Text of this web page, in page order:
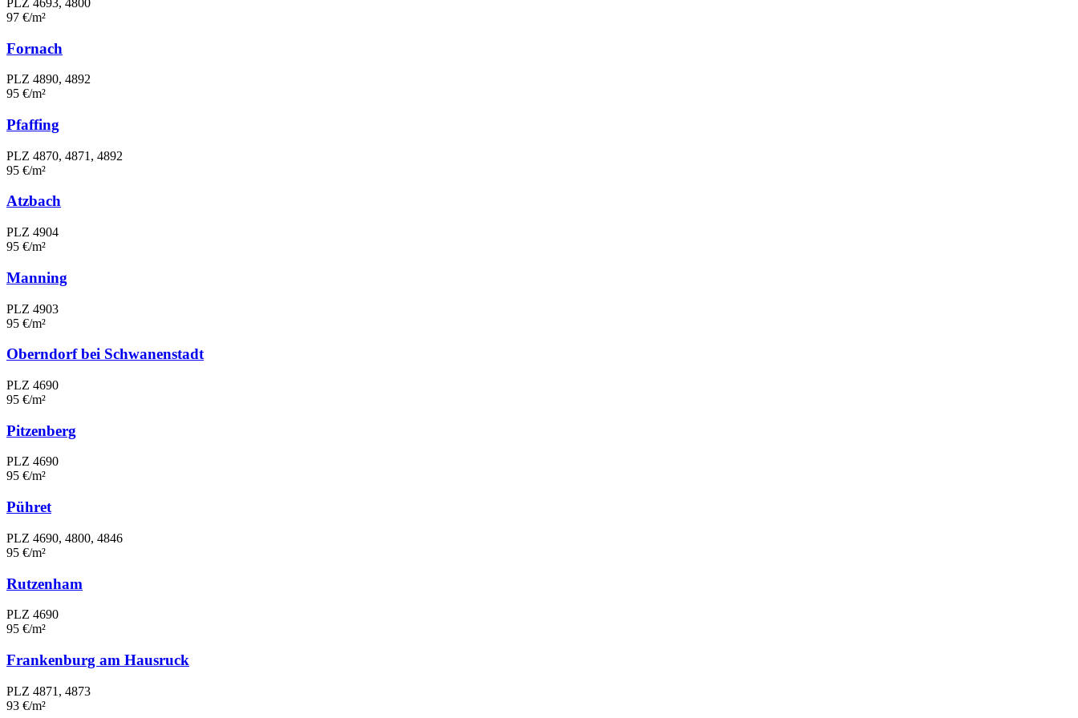
97 €/m²
Fornach
PLZ 4890, 4892
95 €/m²
Pfaffing
PLZ 4870, 4871, 4892
95 €/m²
Atzbach
PLZ 4904
95 €/m²
Manning
PLZ 4903
95 €/m²
Oberndorf bei Schwanenstadt
PLZ 4690
95 €/m²
Pitzenberg
PLZ 4690
95 €/m²
Pühret
PLZ 4690, 4800, 4846
95 €/m²
Rutzenham
PLZ 4690
95 €/m²
Frankenburg am Hausruck
PLZ 4871, 4873
93 €/m²